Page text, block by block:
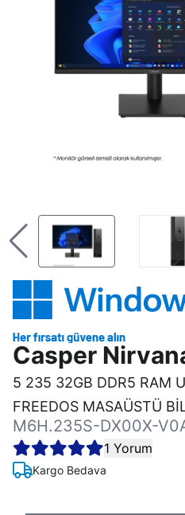
Casper
5 235 32GB DDR5 RAM
FREEDOS MASAÜSTÜ
M6H.235S-DX00X-
1 Yorum
Kargo Bedava